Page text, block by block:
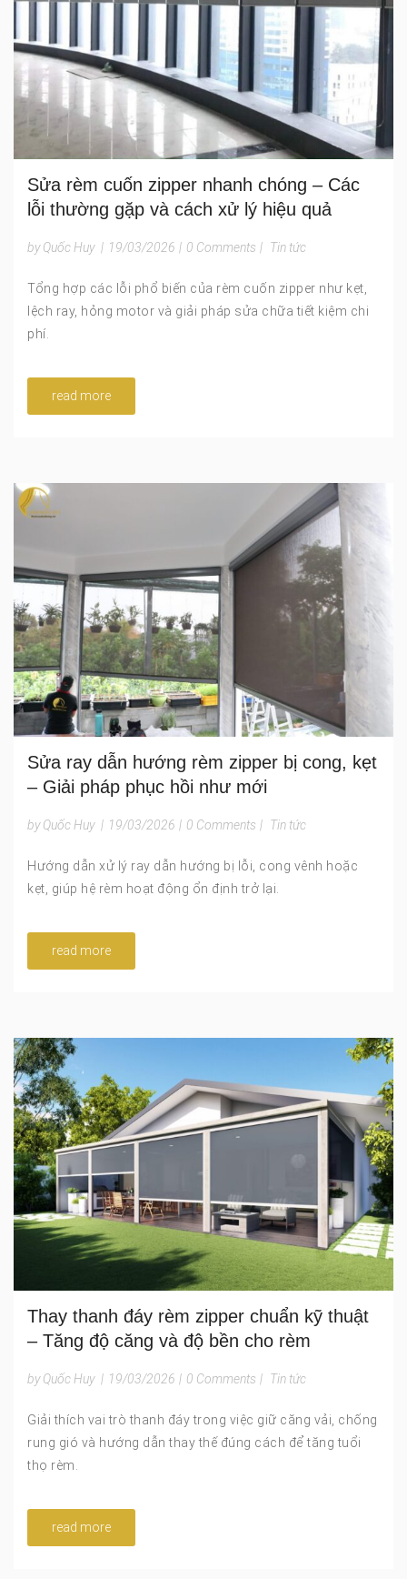
Sửa rèm cuốn zipper nhanh chóng – Các
lỗi thường gặp và cách xử lý hiệu quả
by Quốc Huy | 19/03/2026 | 0 Comments | Tin tức
Tổng hợp các lỗi phổ biến của rèm cuốn zipper như kẹt,
lệch ray, hỏng motor và giải pháp sửa chữa tiết kiệm chi
phí.
read more
Sửa ray dẫn hướng rèm zipper bị cong, kẹt
– Giải pháp phục hồi như mới
by Quốc Huy | 19/03/2026 | 0 Comments | Tin tức
Hướng dẫn xử lý ray dẫn hướng bị lỗi, cong vênh hoặc
kẹt, giúp hệ rèm hoạt động ổn định trở lại.
read more
Thay thanh đáy rèm zipper chuẩn kỹ thuật
– Tăng độ căng và độ bền cho rèm
by Quốc Huy | 19/03/2026 | 0 Comments | Tin tức
Giải thích vai trò thanh đáy trong việc giữ căng vải, chống
rung gió và hướng dẫn thay thế đúng cách để tăng tuổi
thọ rèm.
read more